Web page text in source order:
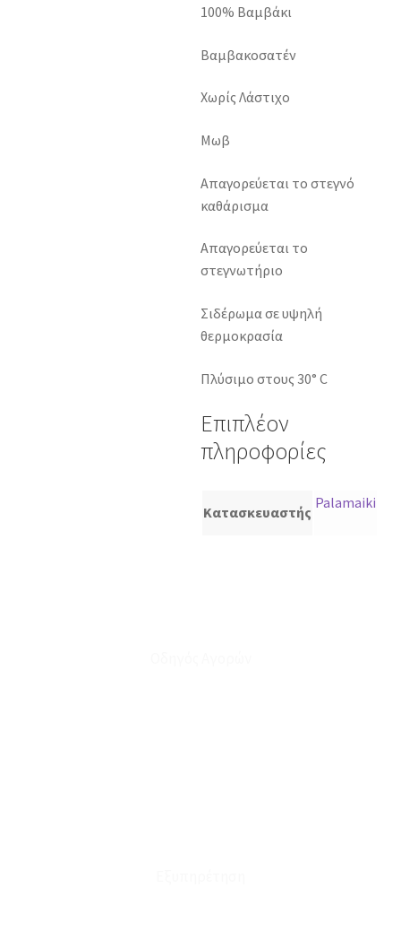
100% Βαμβάκι
Βαμβακοσατέν
Χωρίς Λάστιχο
Μωβ
Απαγορεύεται το στεγνό
καθάρισμα
Απαγορεύεται το
στεγνωτήριο
Σιδέρωμα σε υψηλή
θερμοκρασία
Πλύσιμο στους 30° C
Επιπλέον
πληροφορίες
Κατασκευαστής
Palamaiki